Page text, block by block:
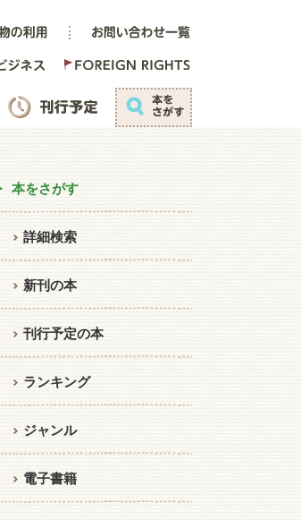
本をさがす
詳細検索
新刊の本
刊行予定の本
ランキング
ジャンル
電子書籍